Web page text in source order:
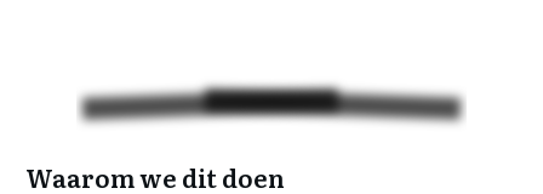
Waarom we dit doen